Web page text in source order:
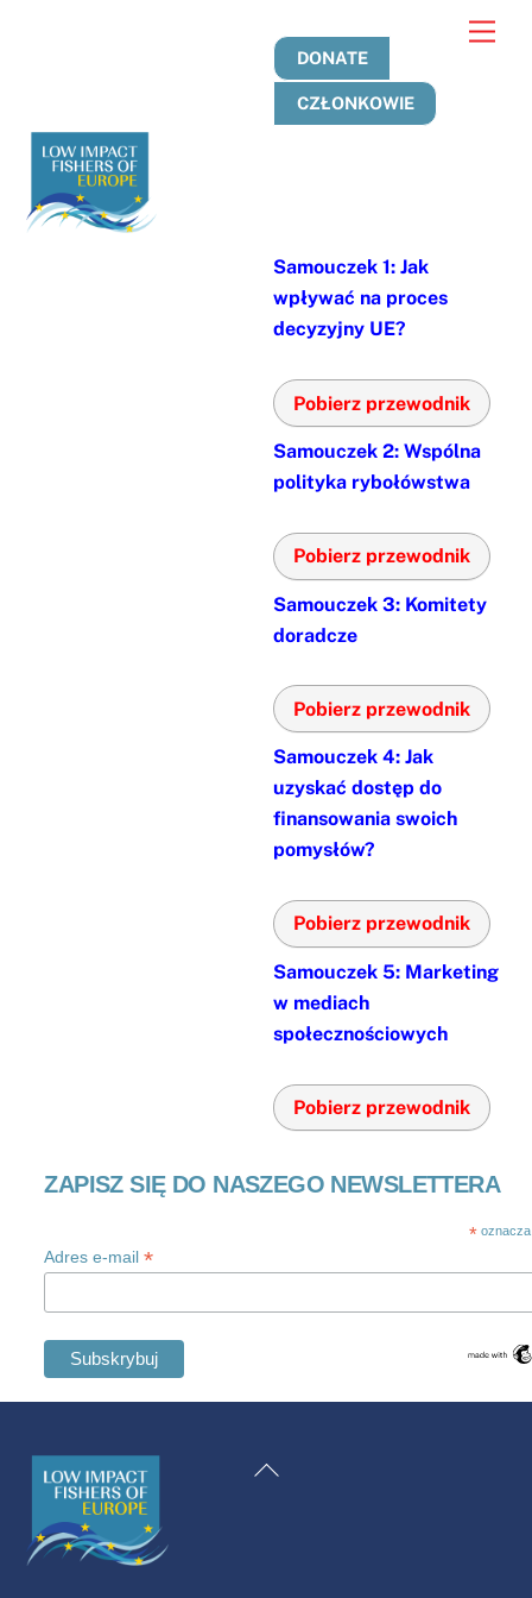
DONATE
CZŁONKOWIE
Samouczek 1: Jak
wpływać na proces
decyzyjny UE?
Pobierz przewodnik
Samouczek 2: Wspólna
polityka rybołówstwa
Pobierz przewodnik
Samouczek 3: Komitety
doradcze
Pobierz przewodnik
Samouczek 4: Jak
uzyskać dostęp do
finansowania swoich
pomysłów?
Pobierz przewodnik
Samouczek 5: Marketing
w mediach
społecznościowych
Pobierz przewodnik
ZAPISZ SIĘ DO NASZEGO NEWSLETTERA
*
Adres e-mail*
Powrót
Swedish